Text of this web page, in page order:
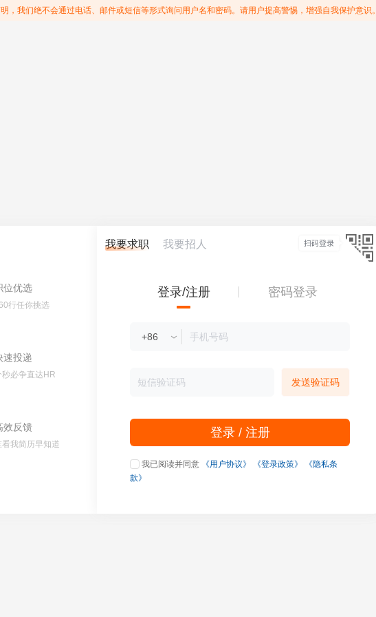
我们绝不会通过电话、邮件或短信等形式询问用户名和密码。请用户提高警惕，增强自我保护意识。
位优选
行任你挑选
速投递
秒必争直达HR
效反馈
看我简历早知道
我要求职 我要招人
登录/注册 密码登录
发送验证码
登录 / 注册
我已阅读并同意 《用户协议》 《登录政策》
《隐私条
款》